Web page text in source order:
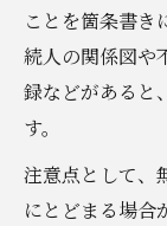
ことを箇条書き
続人の関係図や
録などがあると
す。
注意点として、
にとどまる場合